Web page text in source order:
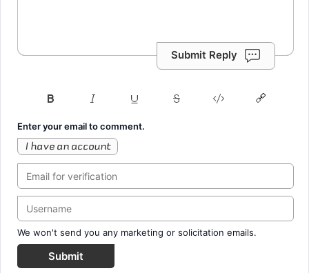
Submit Reply
Enter your email to comment.
I have an account
We won't send you any marketing or solicitation emails.
Submit